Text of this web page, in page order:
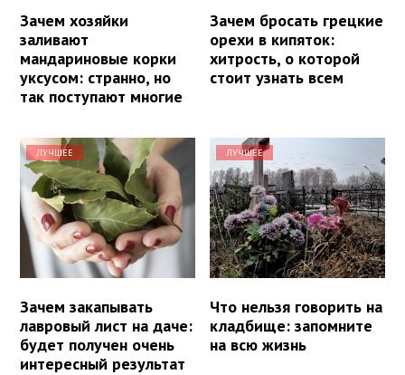
Зачем хозяйки
заливают
мандариновые корки
уксусом: странно, но
так поступают многие
Зачем бросать грецкие
орехи в кипяток:
хитрость, о которой
стоит узнать всем
ЛУЧШЕЕ
Зачем закапывать
лавровый лист на даче:
будет получен очень
интересный результат
ЛУЧШЕЕ
Что нельзя говорить на
кладбище: запомните
на всю жизнь